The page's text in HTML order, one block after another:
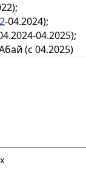
-04.2024);
04.2025);
(с 04.2025)